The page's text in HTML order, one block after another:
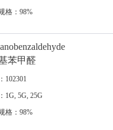
格：98%
苯甲醛
102301
1G, 5G, 25G
格：98%